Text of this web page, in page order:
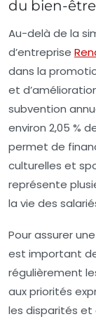
du bien-
Au-delà de la
d’entreprise
dans la
et
subvention
environ 2,05 %
permet de
culturelles et
représente
la vie des
Pour assurer
est important
régulièrement
aux priorités
les disparités et